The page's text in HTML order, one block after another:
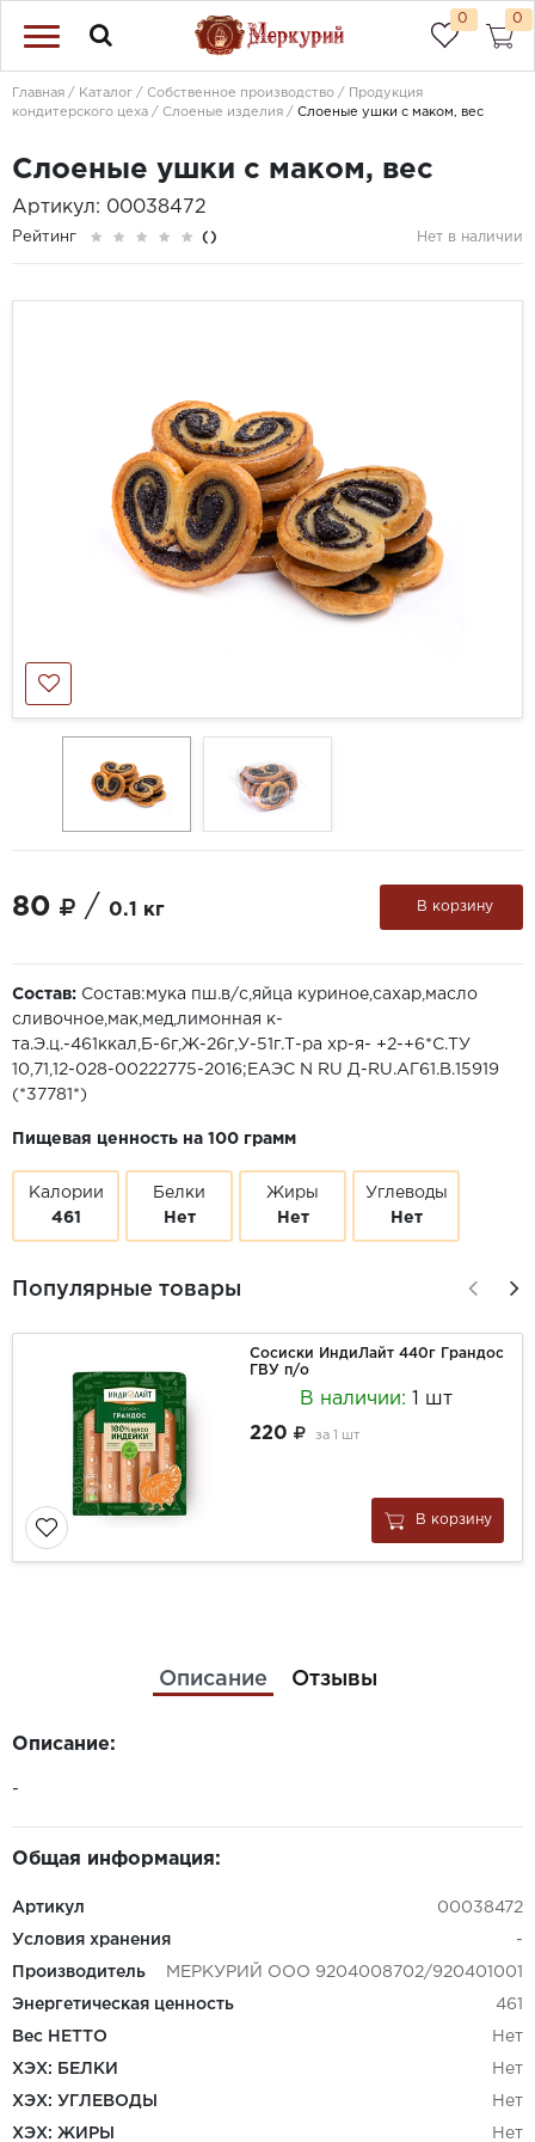
0 0
Главная Каталог Собственное производство
Продукция
кондитерского цеха
Слоеные изделия Слоеные ушки с маком, вес
Слоеные ушки с маком, вес
Артикул: 00038472
Рейтинг () Нет в наличии
80 / 0.1 кг В корзину
Состав: Состав:мука пш.в/с,яйца куриное,сахар,масло
сливочное,мак,мед,лимонная к-
та.Э.ц.-461ккал,Б-6г,Ж-26г,У-51г.Т-ра хр-я- +2-+6*С.ТУ
10,71,12-028-00222775-2016;ЕАЭС N RU Д-RU.АГ61.В.15919
(*37781*)
Пищевая ценность на 100 грамм
Калории
461
Белки
Нет
Жиры
Нет
Углеводы
Нет
Популярные товары
Сосиски ИндиЛайт 440г Грандос
ГВУ п/о
В наличии:
1 шт
220
за 1 шт
В корзину
Описание Отзывы
Описание:
-
Общая информация:
Артикул 00038472
Условия хранения -
Производитель МЕРКУРИЙ ООО 9204008702/920401001
Энергетическая ценность 461
Вес НЕТТО Нет
ХЭХ: БЕЛКИ Нет
ХЭХ: УГЛЕВОДЫ Нет
ХЭХ: ЖИРЫ Нет